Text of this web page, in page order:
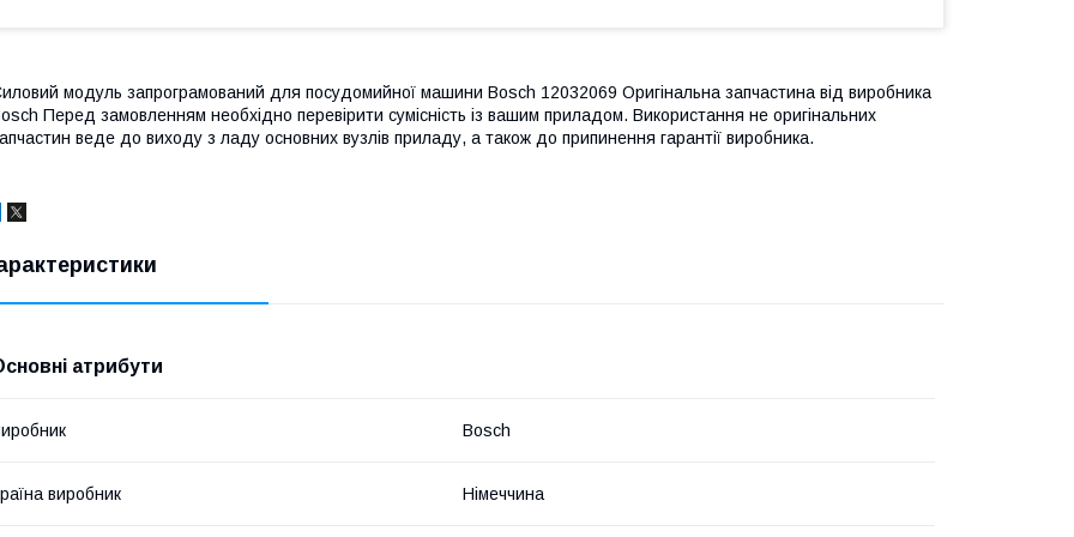
модуль запрограмований для посудомийної машини Bosch 12032069 Оригінальна запчастина від виробника
Перед замовленням необхідно перевірити сумісність із вашим приладом. Використання не оригінальних
веде до виходу з ладу основних вузлів приладу, а також до припинення гарантії виробника.
атрибути
Bosch
виробник Німеччина